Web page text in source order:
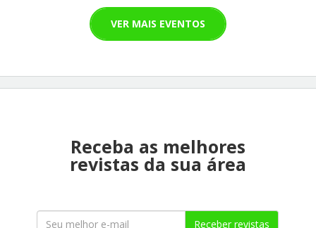
VER MAIS EVENTOS
Receba as melhores
revistas da sua área
Receber revistas